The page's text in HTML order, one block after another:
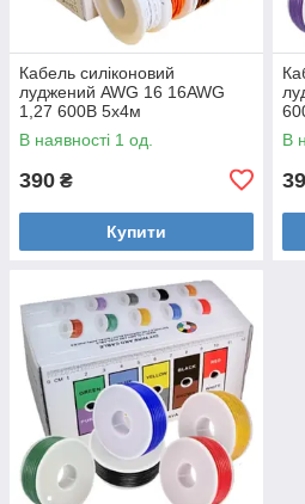
Кабель силіконовий
луджений AWG 16 16AWG
1,27 600В 5х4м
В наявності 1 од.
390 ₴
Купити
В